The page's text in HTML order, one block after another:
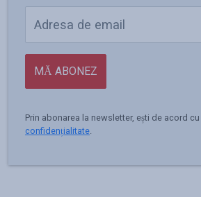
MĂ ABONEZ
Prin abonarea la newsletter, ești de acord cu
confidențialitate